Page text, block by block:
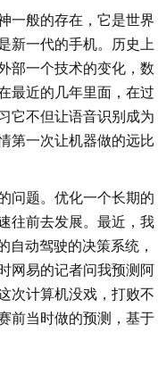
一般的存在，它是世界
新一代的手机。历史上
部一个技术的变化，数
最近的几年里面，在过
它不但让语音识别成为
第一次让机器做的远比
问题。优化一个长期的
往前去发展。最近，我
自动驾驶的决策系统，
网易的记者问我预测阿
次计算机没戏，打败不
前当时做的预测，基于